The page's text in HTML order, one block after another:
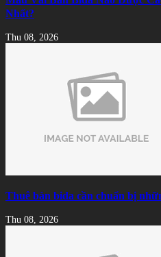
Nhất?
Thu 08, 2026
Thuê bàn bida cần chuẩn bị
Thu 08, 2026